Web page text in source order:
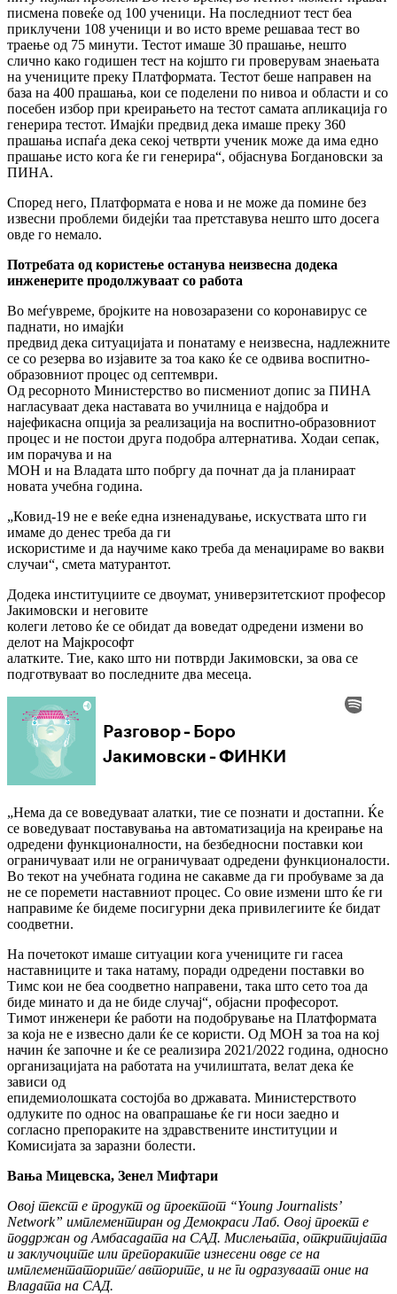
писмена повеќе од 100 ученици. На последниот тест беа
приклучени 108 ученици и во исто време решаваа тест во
траење од 75 минути. Тестот имаше 30 прашање, нешто
слично како годишен тест на којшто ги проверувам знаењата
на учениците преку Платформата. Тестот беше направен на
база на 400 прашања, кои се поделени по нивоа и области и со
посебен избор при креирањето на тестот самата апликација го
генерира тестот. Имајќи предвид дека имаше преку 360
прашања испаѓа дека секој четврти ученик може да има едно
прашање исто кога ќе ги генерира“, објаснува Богдановски за
ПИНА.
Според него, Платформата е нова и не може да помине без
извесни проблеми бидејќи таа претставува нешто што досега
овде го немало.
Потребата од користење останува неизвесна додека
инженерите продолжуваат со работа
Во меѓувреме, бројките на новозаразени со коронавирус се
паднати, но имајќи
предвид дека ситуацијата и понатаму е неизвесна, надлежните
се со резерва во изјавите за тоа како ќе се одвива воспитно-
образовниот процес од септември.
Од ресорното Министерство во писмениот допис за ПИНА
нагласуваат дека наставата во училница е најдобра и
најефикасна опција за реализација на воспитно-образовниот
процес и не постои друга подобра алтернатива. Ходаи сепак,
им порачува и на
МОН и на Владата што побргу да почнат да ја планираат
новата учебна година.
„Ковид-19 не е веќе една изненадување, искуствата што ги
имаме до денес треба да ги
искористиме и да научиме како треба да менаџираме во вакви
случаи“, смета матурантот.
Додека институциите се двоумат, универзитетскиот професор
Јакимовски и неговите
колеги летово ќе се обидат да воведат одредени измени во
делот на Мајкрософт
алатките. Тие, како што ни потврди Јакимовски, за ова се
подготвуваат во последните два месеца.
„Нема да се воведуваат алатки, тие се познати и достапни. Ќе
се воведуваат поставувања на автоматизација на креирање на
одредени функционалности, на безбедносни поставки кои
ограничуваат или не ограничуваат одредени функционалости.
Во текот на учебната година не сакавме да ги пробуваме за да
не се поремети наставниот процес. Со овие измени што ќе ги
направиме ќе бидеме посигурни дека привилегиите ќе бидат
соодветни.
На почетокот имаше ситуации кога учениците ги гасеа
наставниците и така натаму, поради одредени поставки во
Тимс кои не беа соодветно направени, така што сето тоа да
биде минато и да не биде случај“, објасни професорот.
Тимот инженери ќе работи на подобрување на Платформата
за која не е извесно дали ќе се користи. Од МОН за тоа на кој
начин ќе започне и ќе се реализира 2021/2022 година, односно
организацијата на работата на училиштата, велат дека ќе
зависи од
епидемиолошката состојба во државата. Министерството
одлуките по однос на овапрашање ќе ги носи заедно и
согласно препораките на здравствените институции и
Комисијата за заразни болести.
Вања Мицевска, Зенел Мифтари
Овој текст е продукт од проектот “Young Journalists’
Network” имплементиран од Демокраси Лаб. Овој проект е
поддржан од Амбасадата на САД. Мислењата, откритијата
и заклучоците или препораките изнесени овде се на
имплементаторите/ авторите, и не ги одразуваат оние на
Владата на САД.